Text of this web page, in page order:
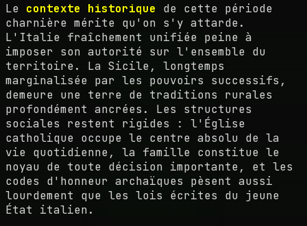
Le contexte historique de cette période
charnière mérite qu'on s'y attarde.
L'Italie fraîchement unifiée peine à
imposer son autorité sur l'ensemble du
territoire. La Sicile, longtemps
marginalisée par les pouvoirs successifs,
demeure une terre de traditions rurales
profondément ancrées. Les structures
sociales restent rigides : l'Église
catholique occupe le centre absolu de la
vie quotidienne, la famille constitue le
noyau de toute décision importante, et les
codes d'honneur archaïques pèsent aussi
lourdement que les lois écrites du jeune
État italien.